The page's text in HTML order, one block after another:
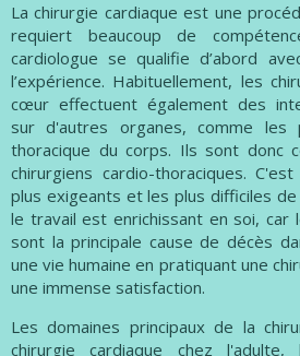
La chirurgie cardiaque est une
requiert beaucoup de
cardiologue se qualifie d’abord
l’expérience. Habituellement, les
cœur effectuent également des
sur d'autres organes, comme les
thoracique du corps. Ils sont donc
chirurgiens cardio-thoraciques.
plus exigeants et les plus difficiles de
le travail est enrichissant en soi, car
sont la principale cause de décès
une vie humaine en pratiquant une
une immense satisfaction.
Les domaines principaux de la
chirurgie cardiaque chez l'adulte,